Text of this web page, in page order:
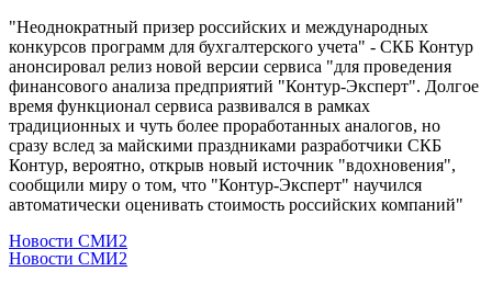
"Неоднократный призер российских и международных
конкурсов программ для бухгалтерского учета" - СКБ Контур
анонсировал релиз новой версии сервиса "для проведения
финансового анализа предприятий "Контур-Эксперт". Долгое
время функционал сервиса развивался в рамках
традиционных и чуть более проработанных аналогов, но
сразу вслед за майскими праздниками разработчики СКБ
Контур, вероятно, открыв новый источник "вдохновения",
сообщили миру о том, что "Контур-Эксперт" научился
автоматически оценивать стоимость российских компаний"
Новости СМИ2
Новости СМИ2